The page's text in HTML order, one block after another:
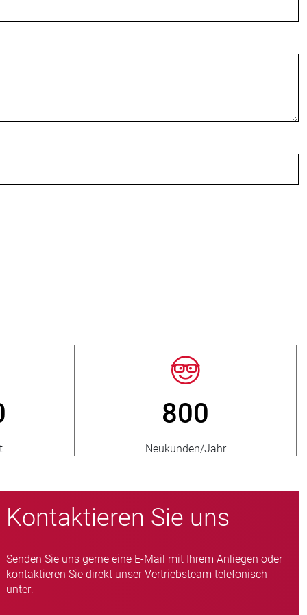
Länder
> 15 000
Quetschventil-Varianten
Kontaktieren Sie uns
Senden Sie uns gerne eine E-Mail mit Ihrem Anliegen oder
kontaktieren Sie direkt unser Vertriebsteam telefonisch
unter: